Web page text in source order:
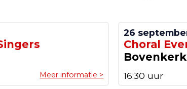
Meer informatie >
26
Choral
16:30 uur